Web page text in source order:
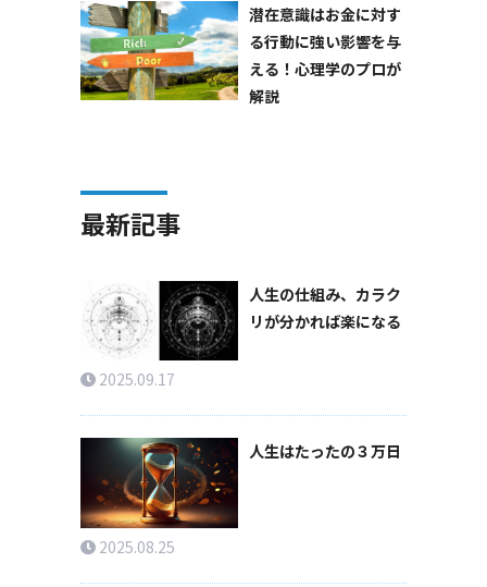
潜在意識はお金に対す
る行動に強い影響を与
える！心理学のプロが
解説
最新記事
人生の仕組み、カラク
リが分かれば楽になる
2025.09.17
人生はたったの３万日
2025.08.25